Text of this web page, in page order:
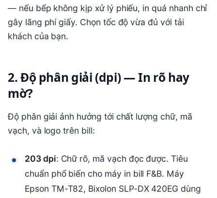
— nếu bếp không kịp xử lý phiếu, in quá nhanh chỉ
gây lãng phí giấy. Chọn tốc độ vừa đủ với tải
khách của bạn.
2. Độ phân giải (dpi) — In rõ hay
mờ?
Độ phân giải ảnh hưởng tới chất lượng chữ, mã
vạch, và logo trên bill:
203 dpi: Chữ rõ, mã vạch đọc được. Tiêu
chuẩn phổ biến cho máy in bill F&B. Máy
Epson TM-T82, Bixolon SLP-DX 420EG dùng